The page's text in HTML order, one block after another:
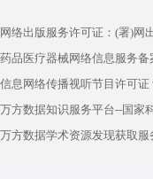
网络出版服务许可证：(署)网
药品医疗器械网络信息服务
信息网络传播视听节目许可证
万方数据知识服务平台--国家
万方数据学术资源发现获取